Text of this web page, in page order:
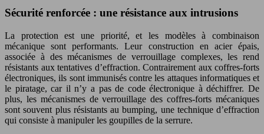
Sécurité renforcée : une résistance aux intrusions
La protection est une priorité, et les modèles à combinaison
mécanique sont performants. Leur construction en acier épais,
associée à des mécanismes de verrouillage complexes, les rend
résistants aux tentatives d’effraction. Contrairement aux coffres-forts
électroniques, ils sont immunisés contre les attaques informatiques et
le piratage, car il n’y a pas de code électronique à déchiffrer. De
plus, les mécanismes de verrouillage des coffres-forts mécaniques
sont souvent plus résistants au bumping, une technique d’effraction
qui consiste à manipuler les goupilles de la serrure.